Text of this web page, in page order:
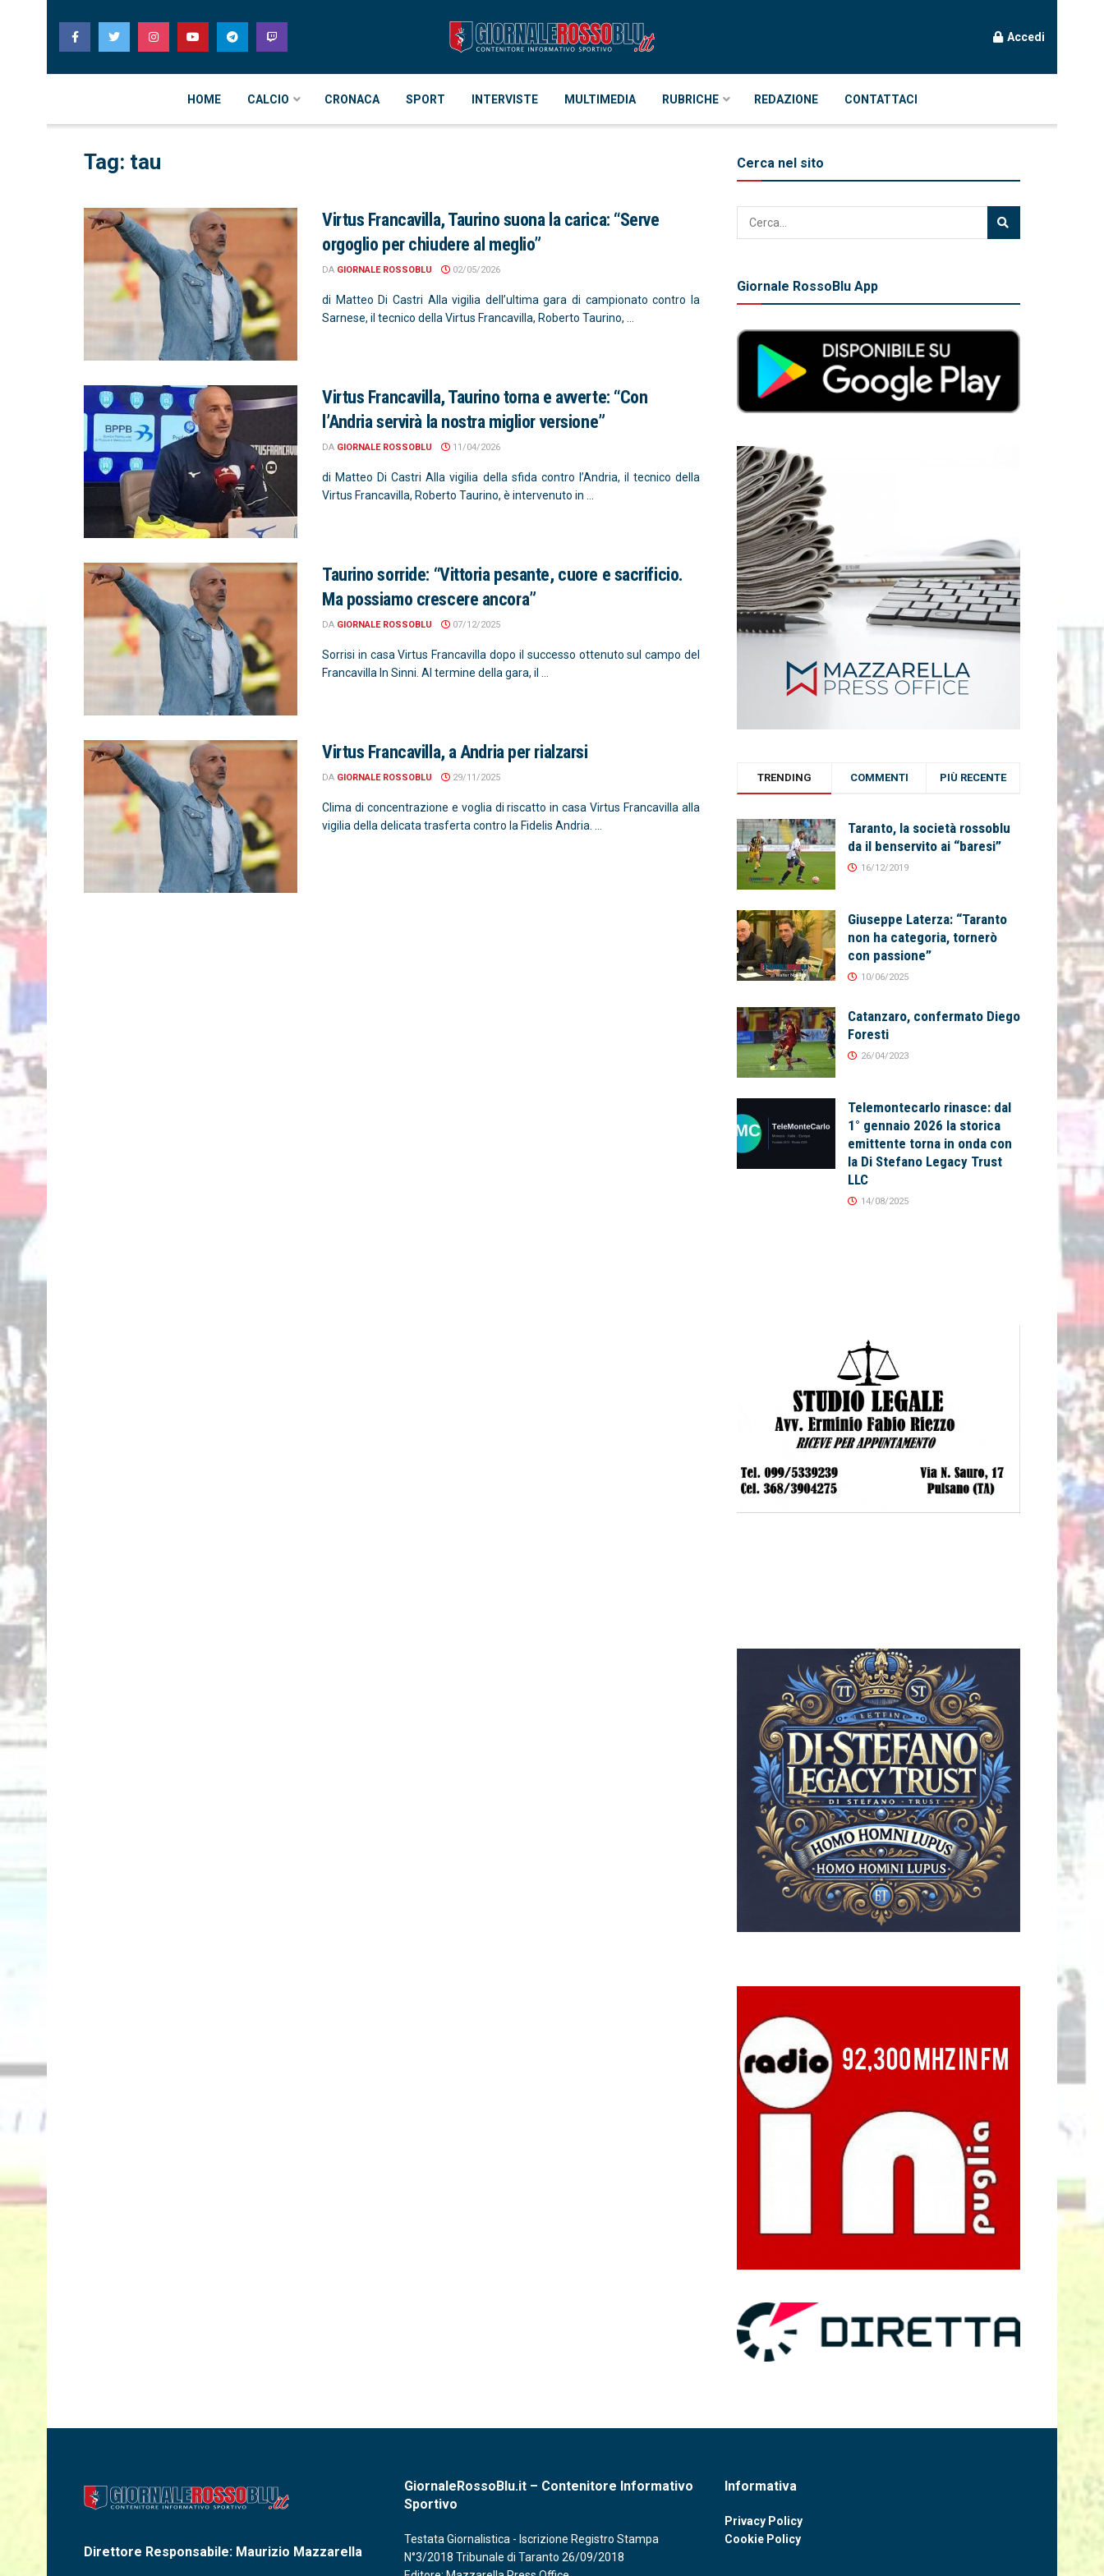
Accedi
HOME CALCIO CRONACA SPORT INTERVISTE MULTIMEDIA RUBRICHE REDAZIONE CONTATTACI
Tag: tau
Virtus Francavilla, Taurino suona la carica: “Serve
orgoglio per chiudere al meglio”
DA GIORNALE ROSSOBLU 02/05/2026
di Matteo Di Castri Alla vigilia dell’ultima gara di campionato contro la
Sarnese, il tecnico della Virtus Francavilla, Roberto Taurino, ...
Virtus Francavilla, Taurino torna e avverte: “Con
l’Andria servirà la nostra miglior versione”
DA GIORNALE ROSSOBLU 11/04/2026
di Matteo Di Castri Alla vigilia della sfida contro l’Andria, il tecnico della
Virtus Francavilla, Roberto Taurino, è intervenuto in ...
Taurino sorride: “Vittoria pesante, cuore e sacrificio.
Ma possiamo crescere ancora”
DA GIORNALE ROSSOBLU 07/12/2025
Sorrisi in casa Virtus Francavilla dopo il successo ottenuto sul campo del
Francavilla In Sinni. Al termine della gara, il ...
Virtus Francavilla, a Andria per rialzarsi
DA GIORNALE ROSSOBLU 29/11/2025
Clima di concentrazione e voglia di riscatto in casa Virtus Francavilla alla
vigilia della delicata trasferta contro la Fidelis Andria. ...
Cerca nel sito
Giornale RossoBlu App
TRENDING COMMENTI PIÙ RECENTE
Taranto, la società rossoblu
da il benservito ai “baresi”
16/12/2019
Giuseppe Laterza: “Taranto
non ha categoria, tornerò
con passione”
10/06/2025
Catanzaro, confermato Diego
Foresti
26/04/2023
Telemontecarlo rinasce: dal
1° gennaio 2026 la storica
emittente torna in onda con
la Di Stefano Legacy Trust
LLC
14/08/2025
Direttore Responsabile: Maurizio Mazzarella
GiornaleRossoBlu.it – Contenitore Informativo
Sportivo
Testata Giornalistica - Iscrizione Registro Stampa
N°3/2018 Tribunale di Taranto 26/09/2018
Informativa
Privacy Policy
Cookie Policy